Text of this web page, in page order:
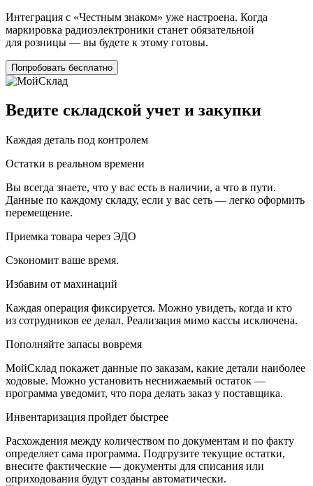
Интеграция с «Честным знаком» уже настроена. Когда
маркировка радиоэлектроники станет обязательной
для розницы — вы будете к этому готовы.
Попробовать бесплатно
Ведите складской учет и закупки
Каждая деталь под контролем
Остатки в реальном времени
Вы всегда знаете, что у вас есть в наличии, а что в пути.
Данные по каждому складу, если у вас сеть — легко оформить
перемещение.
Приемка товара через ЭДО
Сэкономит ваше время.
Избавим от махинаций
Каждая операция фиксируется. Можно увидеть, когда и кто
из сотрудников ее делал. Реализация мимо кассы исключена.
Пополняйте запасы вовремя
МойСклад покажет данные по заказам, какие детали наиболее
ходовые. Можно установить неснижаемый остаток —
программа уведомит, что пора делать заказ у поставщика.
Инвентаризация пройдет быстрее
Расхождения между количеством по документам и по факту
определяет сама программа. Подгрузите текущие остатки,
внесите фактические — документы для списания или
оприходования будут созданы автоматически.